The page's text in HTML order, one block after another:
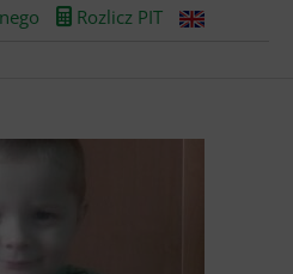
Rozlicz PIT